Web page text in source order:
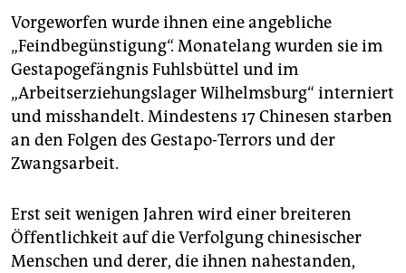
Vorgeworfen wurde ihnen eine angebliche
„Feindbegünstigung“. Monatelang wurden sie im
Gestapogefängnis Fuhlsbüttel und im
„Arbeitserziehungslager Wilhelmsburg“ interniert
und misshandelt. Mindestens 17 Chinesen starben
an den Folgen des Gestapo-Terrors und der
Zwangsarbeit.
Erst seit wenigen Jahren wird einer breiteren
Öffentlichkeit auf die Verfolgung chinesischer
Menschen und derer, die ihnen nahestanden,